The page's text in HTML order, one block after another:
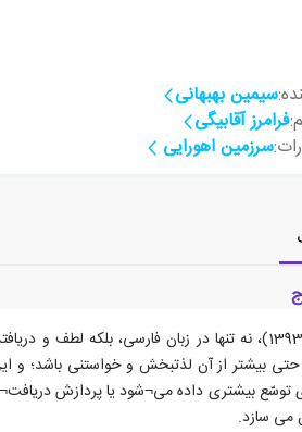
سیمین بهبهانی
فرامرز آقابیگی
سرزمین اهورایی
اهمیت اشعار سیمین بهبهانی(1306-1393)، نه تنها در زبان فارسی، بلکه
بیشتر از آن لذتبخش و خواستنی باشد؛ و
توسّع بیشتری داده می¬شود یا پردازش
می سازد.